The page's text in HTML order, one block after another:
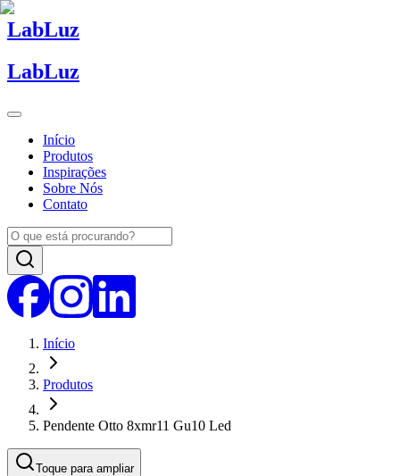
LabLuz
LabLuz
Início
Produtos
Inspirações
Sobre Nós
Contato
Início
Produtos
Pendente Otto 8xmr11 Gu10 Led
Toque para ampliar